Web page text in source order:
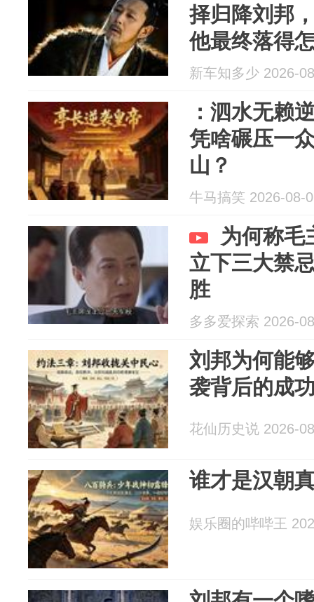
择归降刘邦
他最终落得
新车知多少 2026-
：泗水无赖
凭啥碾压一
山？
牛马搞笑 2026-08-
为何称毛
立下三大禁
胜
多多爱探索 2026-
刘邦为何能
袭背后的成
花仙历史说 2026-
谁才是汉朝
娱乐圈的哔哔王